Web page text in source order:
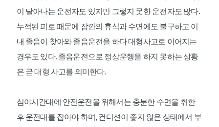
이 달아나는 운전자도 있지만 그렇지 못한 운전자도 많다.
누적된 피로 때문에 잠깐의 휴식과 수면에도 불구하고 이
내 졸음이 찾아와 졸음운전을 하다 대형사고로 이어지는
경우도 있다. 졸음운전으로 정상운행을 하지 못하는 상황
은 곧 대형 사고를 의미한다.
심야시간대에 안전운전을 위해서는 충분한 수면을 취한
후 운전대를 잡아야 하며, 컨디션이 좋지 않은 상태에서 부